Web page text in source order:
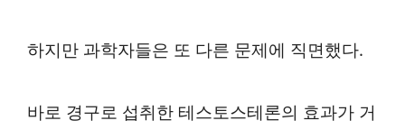
하지만 과학자들은 또 다른 문제에 직면했다.
바로 경구로 섭취한 테스토스테론의 효과가 거